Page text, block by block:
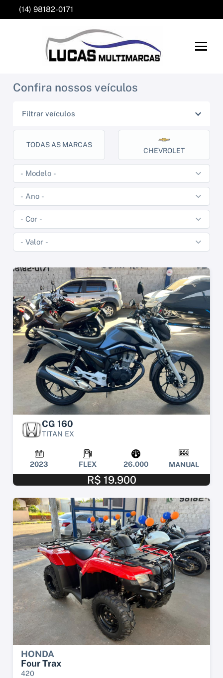
(14) 98182-0171
Confira nossos veículos
Filtrar veículos
TODAS AS MARCAS
CHEVROLET
CG 160
TITAN EX
2023 FLEX 26.000 MANUAL
R$ 19.900
HONDA
Four Trax
420